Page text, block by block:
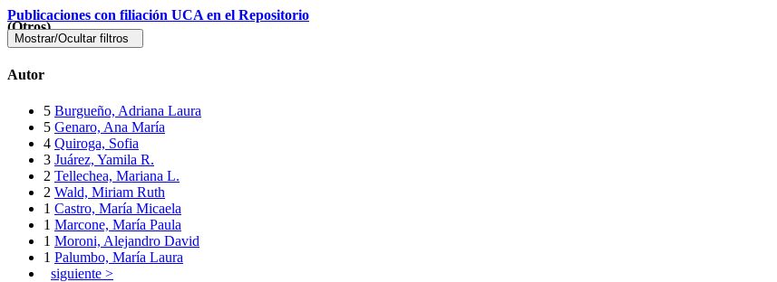
Publicaciones con filiación UCA en el Repositorio
(Otros)
Autor
5 Burgueño, Adriana Laura
5 Genaro, Ana María
4 Quiroga, Sofia
3 Juárez, Yamila R.
2 Tellechea, Mariana L.
2 Wald, Miriam Ruth
1 Castro, María Micaela
1 Marcone, María Paula
1 Moroni, Alejandro David
1 Palumbo, María Laura
siguiente >